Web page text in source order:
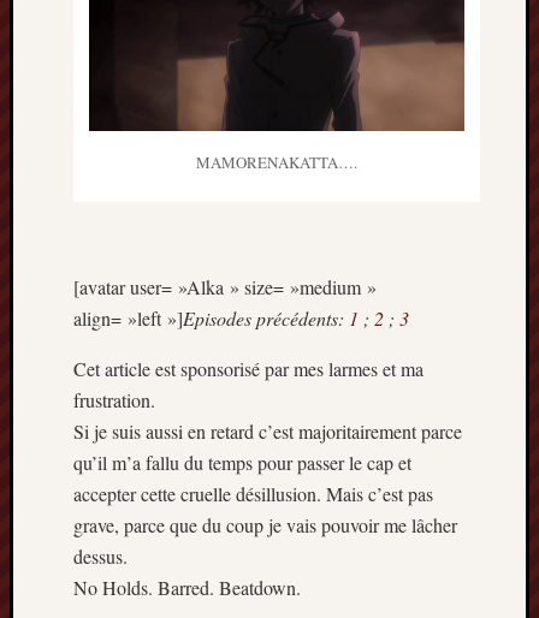
MAMORENAKATTA….
[avatar user= »Alka » size= »medium »
align= »left »]Episodes précédents: 1 ; 2 ; 3
Cet article est sponsorisé par mes larmes et ma
frustration.
Si je suis aussi en retard c’est majoritairement parce
qu’il m’a fallu du temps pour passer le cap et
accepter cette cruelle désillusion. Mais c’est pas
grave, parce que du coup je vais pouvoir me lâcher
dessus.
No Holds. Barred. Beatdown.